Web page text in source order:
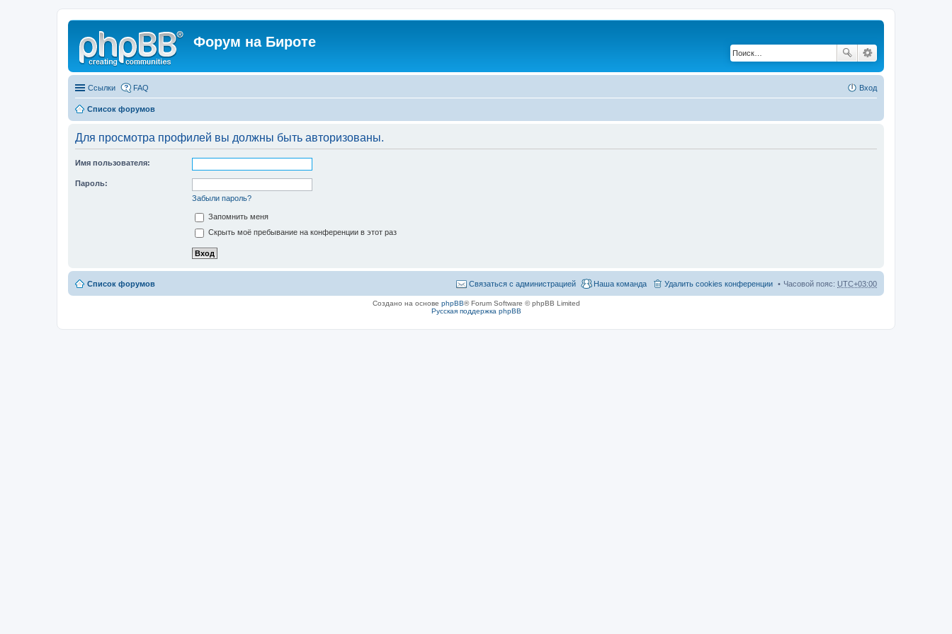
Форум на Бироте
Ссылки FAQ Вход
Список форумов
Для просмотра профилей вы должны быть авторизованы.
Имя пользователя:
Пароль:
Забыли пароль?
Запомнить меня
Скрыть моё пребывание на конференции в этот раз
Список форумов Часовой пояс: UTC+03:00
Удалить cookies конференции
Наша команда
Связаться с администрацией
Создано на основе phpBB® Forum Software © phpBB Limited
Русская поддержка phpBB